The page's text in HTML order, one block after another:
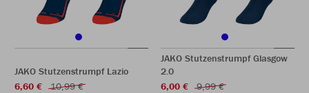
JAKO Stutzenstrumpf Lazio
6,60 €
10,99 €
JAKO Stutzenstrumpf Glasgow
2.0
6,00 €
9,99 €